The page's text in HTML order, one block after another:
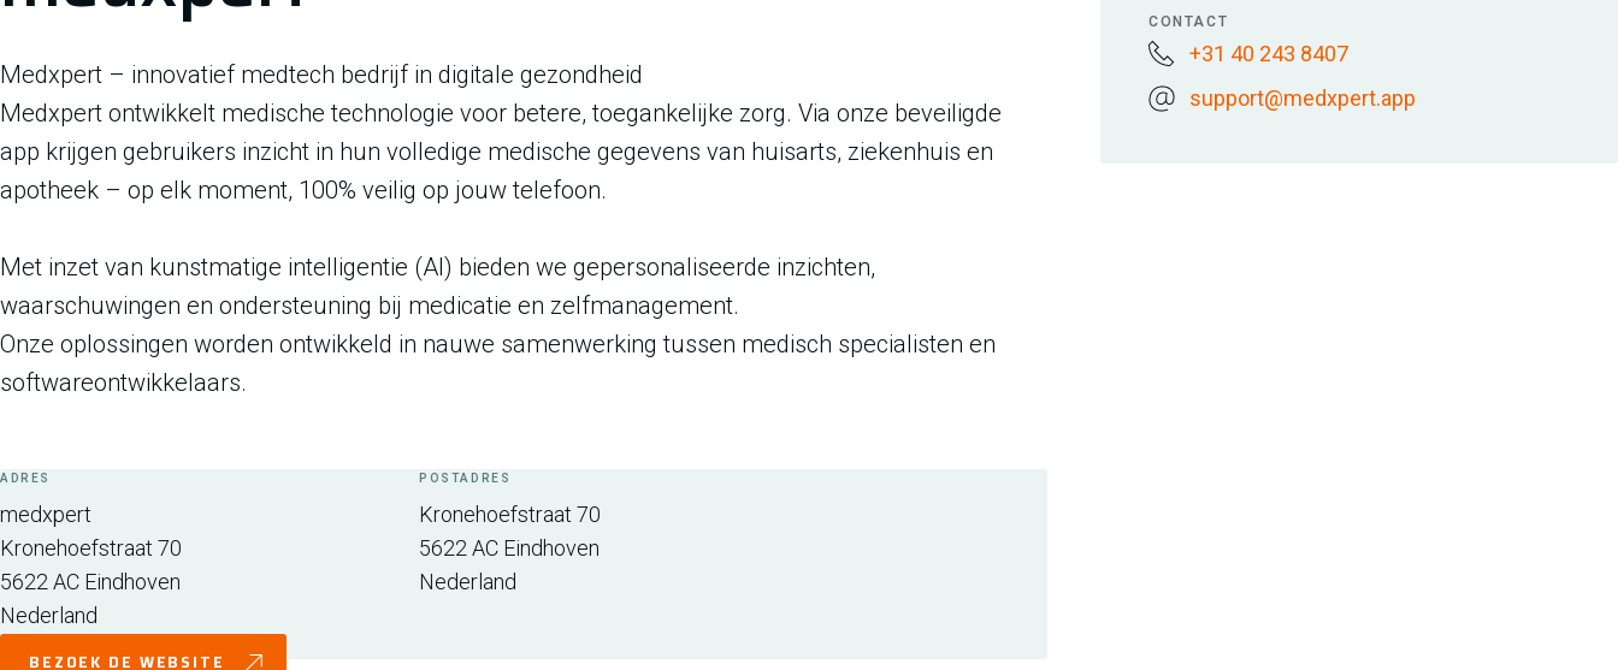
Medxpert – innovatief medtech bedrijf in digitale gezondheid
Medxpert ontwikkelt medische technologie voor betere, toegankelijke zorg. Via onze beveiligde
app krijgen gebruikers inzicht in hun volledige medische gegevens van huisarts, ziekenhuis en
apotheek – op elk moment, 100% veilig op jouw telefoon.
Met inzet van kunstmatige intelligentie (AI) bieden we gepersonaliseerde inzichten,
waarschuwingen en ondersteuning bij medicatie en zelfmanagement.
Onze oplossingen worden ontwikkeld in nauwe samenwerking tussen medisch specialisten en
softwareontwikkelaars.
ADRES
medxpert
Kronehoefstraat 70
5622 AC Eindhoven
Nederland
POSTADRES
Kronehoefstraat 70
5622 AC Eindhoven
Nederland
BEZOEK DE WEBSITE
CONTACT
+31 40 243 8407
support@medxpert.app